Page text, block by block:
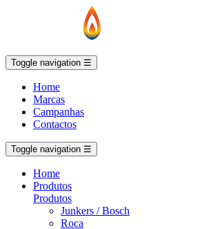
Toggle navigation ☰
Home
Marcas
Campanhas
Contactos
Toggle navigation ☰
Home
Produtos
Produtos
Junkers / Bosch
Roca